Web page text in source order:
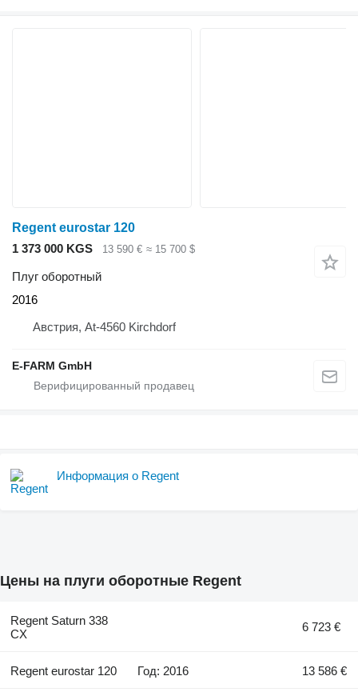
Regent eurostar 120
1 373 000 KGS
13 590 € ≈ 15 700 $
Плуг оборотный
2016
Австрия, At-4560 Kirchdorf
E-FARM GmbH
Информация о Regent
Цены на плуги оборотные Regent
Regent Saturn 338
CX
6 723 €
Regent eurostar 120 Год: 2016 13 586 €